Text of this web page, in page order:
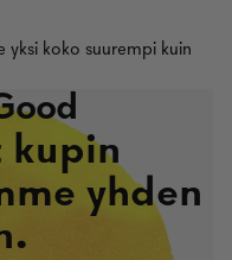
koko suurempi kuin
kupin
yhden